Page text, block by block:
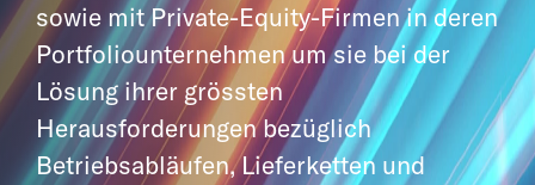
sowie mit Private-Equity-Firmen in deren
Portfoliounternehmen um sie bei der
Lösung ihrer grössten
Herausforderungenbezüglich
Betriebsabläufen, Lieferketten und